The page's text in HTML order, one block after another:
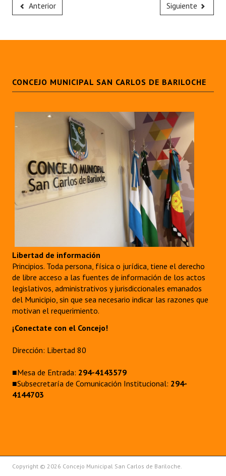
Anterior Siguiente
CONCEJO MUNICIPAL SAN CARLOS DE BARILOCHE
Libertad de información
Principios. Toda persona, física o jurídica, tiene el derecho
de libre acceso a las fuentes de información de los actos
legislativos, administrativos y jurisdiccionales emanados
del Municipio, sin que sea necesario indicar las razones que
motivan el requerimiento.
¡Conectate con el Concejo!
Dirección: Libertad 80
■Mesa de Entrada: 294-4143579
■Subsecretaría de Comunicación Institucional: 294-
4144703
Copyright © 2026 Concejo Municipal San Carlos de Bariloche.